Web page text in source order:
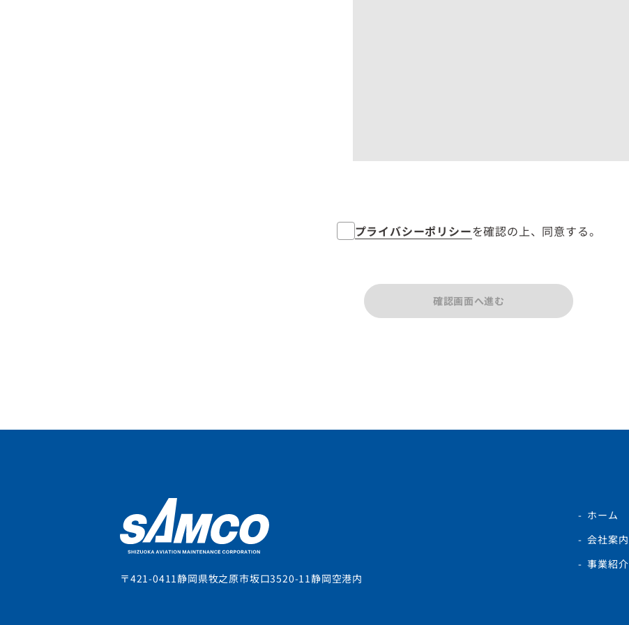
プライバシーポリシーを確認の上、同意する。
確認画面へ進む
〒421-0411静岡県牧之原市坂口3520-11静岡空港内
ホーム
会社案内
事業紹介